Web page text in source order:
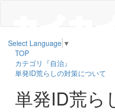
Select Language ▼
TOP
カテゴリ『自治』
単発ID荒らしの対策について
単発ID荒ら